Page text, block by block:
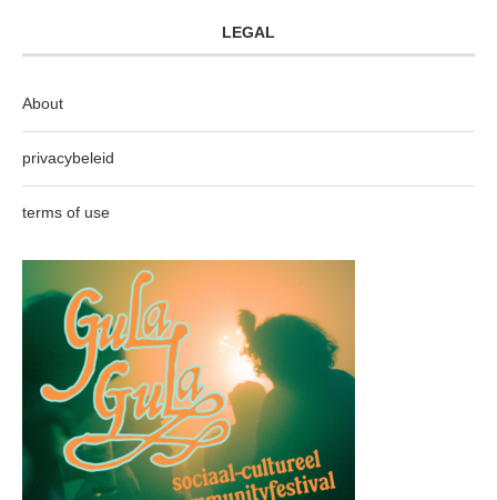
LEGAL
About
privacybeleid
terms of use